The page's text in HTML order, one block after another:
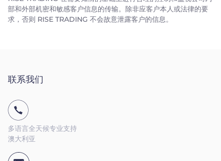
部和外部机密和敏感客户信息的传输。除非应客户本人或法律的要
求，否则 RISE TRADING 不会故意泄露客户的信息。
联系我们
多语言全天候专业支持
澳大利亚